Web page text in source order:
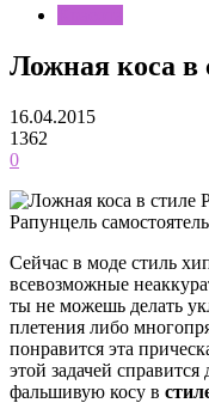
Ложная коса в
16.04.2015
1362
0
Рапунцель
Сейчас в моде стиль
всевозможные
ты не можешь делать
плетения либо
понравится эта
этой задачей
фальшивую косу в